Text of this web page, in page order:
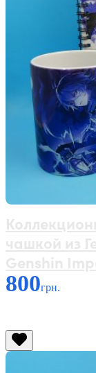
800грн.